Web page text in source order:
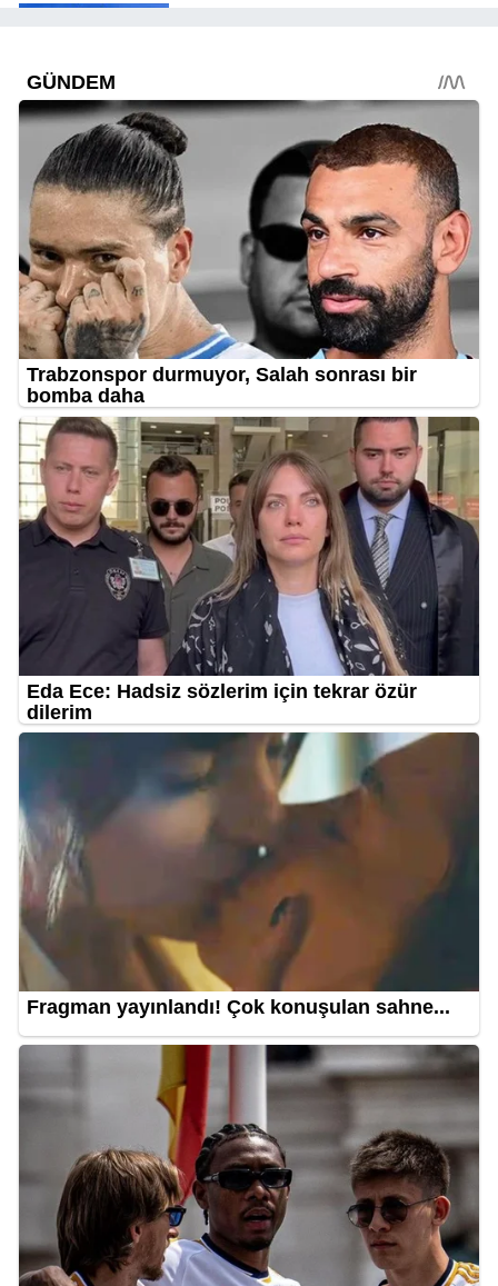
profesör alacak!
12:31
Google puanları ve 2026 fiyatları